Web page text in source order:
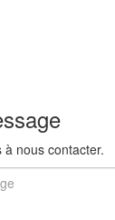
à nous contacter.